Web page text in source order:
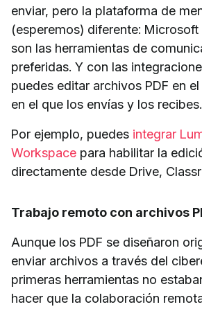
enviar, pero la plataforma de
(esperemos) diferente: Microsoft
son las herramientas de
preferidas. Y con las
puedes editar archivos PDF en
en el que los envías y los recibes.
Por ejemplo, puedes integrar
Workspace para habilitar la
directamente desde Drive,
Trabajo remoto con archivos
Aunque los PDF se diseñaron
enviar archivos a través del
primeras herramientas no
hacer que la colaboración